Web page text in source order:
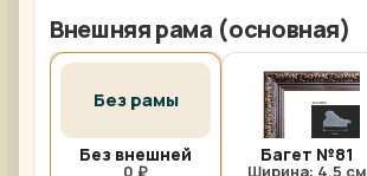
Внешняя рама (основная)
Без рамы
Без внешней
0 ₽
Багет №81
Ширина: 4.5 см